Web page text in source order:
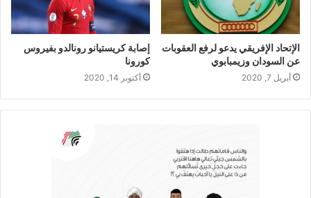
الإتحاد الإفريقي يدعو لرفع العقوبات
عن السودان وزيمبابوي
أبريل 7, 2020
إصابة كريستيانو رونالدو بفيروس
كورونا
أكتوبر 14, 2020